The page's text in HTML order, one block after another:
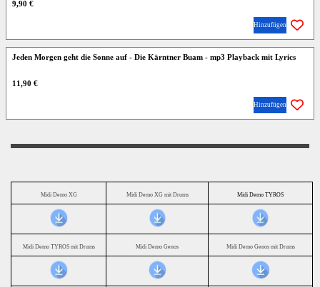
9,90 €
Hinzufügen
Jeden Morgen geht die Sonne auf - Die Kärntner Buam - mp3 Playback mit Lyrics
11,90 €
Hinzufügen
Midi Demo XG Midi Demo XG mit Drums Midi Demo TYROS
Midi Demo TYROS mit Drums Midi Demo Genos Midi Demo Genos mit Drums